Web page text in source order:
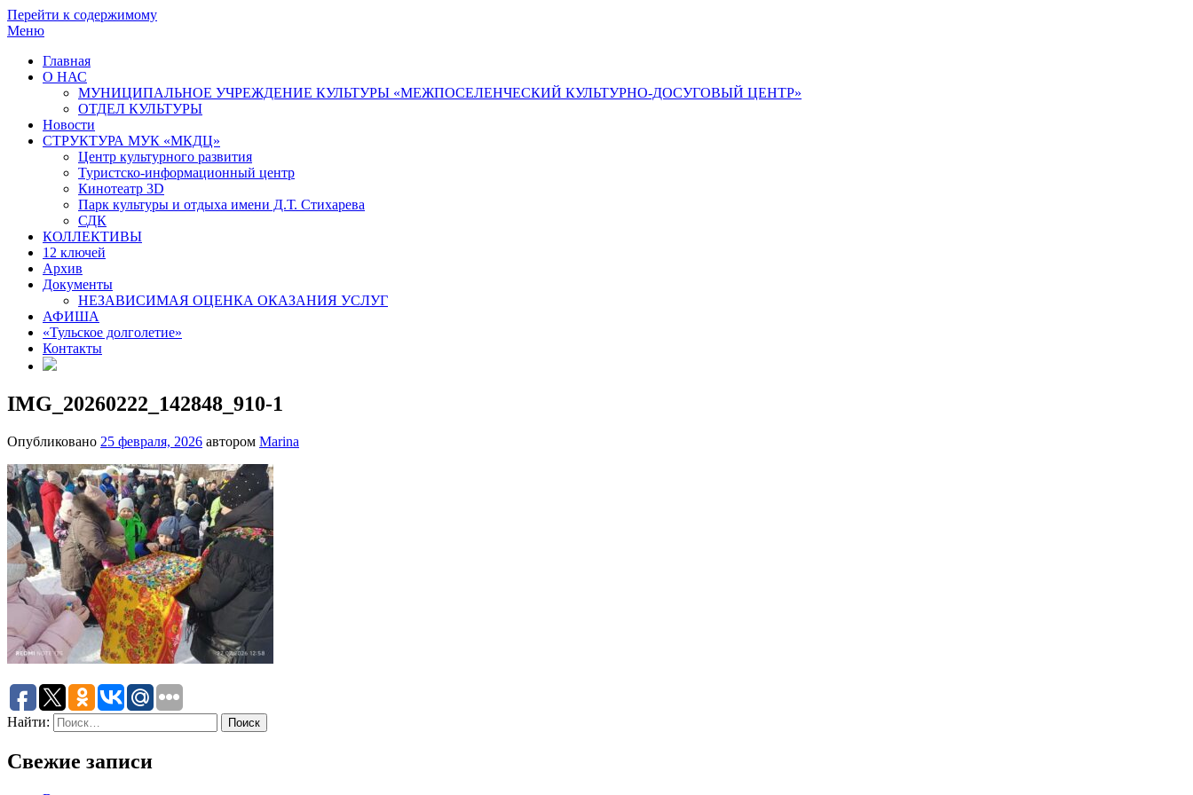
Перейти к содержимому
Меню
Главная
О НАС
МУНИЦИПАЛЬНОЕ УЧРЕЖДЕНИЕ КУЛЬТУРЫ «МЕЖПОСЕЛЕНЧЕСКИЙ КУЛЬТУРНО-ДОСУГОВЫЙ ЦЕНТР»
ОТДЕЛ КУЛЬТУРЫ
Новости
СТРУКТУРА МУК «МКДЦ»
Центр культурного развития
Туристско-информационный центр
Кинотеатр 3D
Парк культуры и отдыха имени Д.Т. Стихарева
СДК
КОЛЛЕКТИВЫ
12 ключей
Архив
Документы
НЕЗАВИСИМАЯ ОЦЕНКА ОКАЗАНИЯ УСЛУГ
АФИША
«Тульское долголетие»
Контакты
IMG_20260222_142848_910-1
Опубликовано 25 февраля, 2026 автором Marina
Найти:
Свежие записи